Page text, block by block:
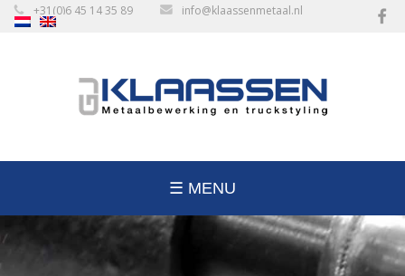
+31(0)6 45 14 35 89 info@klaassenmetaal.nl
☰ MENU